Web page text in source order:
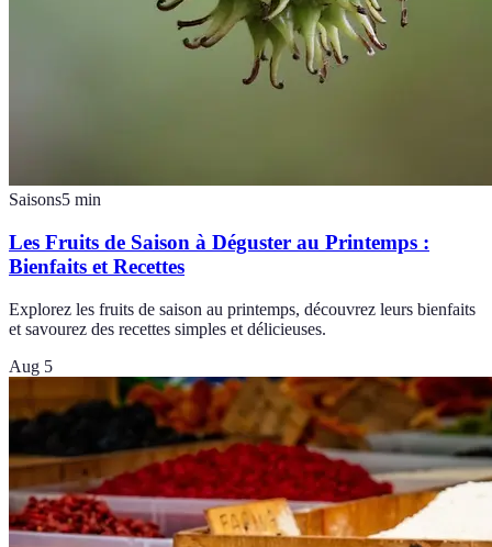
Saisons5 min
Les Fruits de Saison à Déguster au Printemps :
Bienfaits et Recettes
Explorez les fruits de saison au printemps, découvrez leurs bienfaits
et savourez des recettes simples et délicieuses.
Aug 5